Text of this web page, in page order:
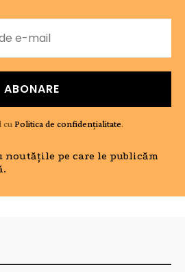
ABONARE
cu Politica de confidențialitate.
noutățile pe care le publicăm